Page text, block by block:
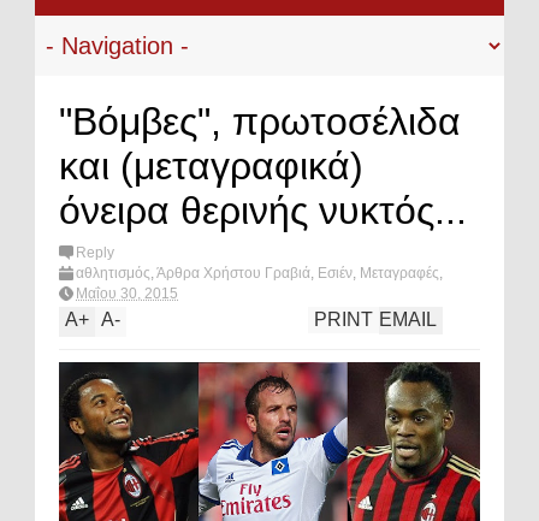
"Βόμβες", πρωτοσέλιδα
και (μεταγραφικά)
όνειρα θερινής νυκτός...
Reply
αθλητισμός,Άρθρα Χρήστου Γραβιά, Εσιέν, Μεταγραφές,
ποδόσφαιρο,Ρομπίνιο
Μαΐου 30, 2015
A+ A- EMAIL
PRINT